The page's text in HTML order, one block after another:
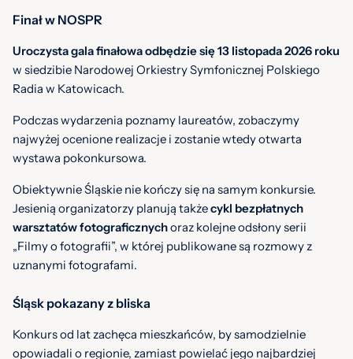
Finał w NOSPR
Uroczysta gala finałowa odbędzie się 13 listopada 2026 roku
w siedzibie Narodowej Orkiestry Symfonicznej Polskiego
Radia w Katowicach.
Podczas wydarzenia poznamy laureatów, zobaczymy
najwyżej ocenione realizacje i zostanie wtedy otwarta
wystawa pokonkursowa.
Obiektywnie Śląskie nie kończy się na samym konkursie.
Jesienią organizatorzy planują takżecykl bezpłatnych
warsztatów fotograficznychoraz kolejne odsłony serii
„Filmy o fotografii”, w której publikowane są rozmowy z
uznanymi fotografami.
Śląsk pokazany z bliska
Konkurs od lat zachęca mieszkańców, by samodzielnie
opowiadali o regionie, zamiast powielać jego najbardziej